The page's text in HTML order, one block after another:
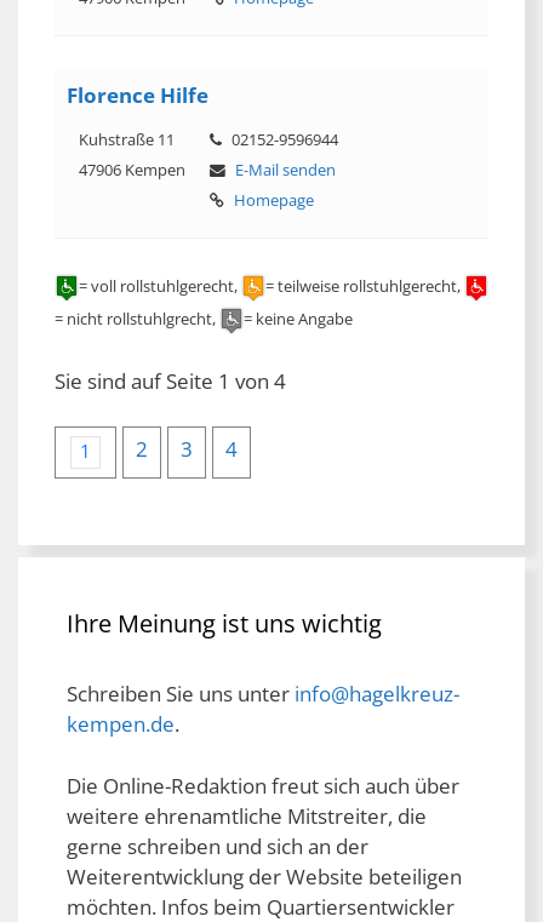
Florence Hilfe
Kuhstraße 11
47906 Kempen
02152-9596944
E-Mail senden
Homepage
= voll rollstuhlgerecht,
= teilweise rollstuhlgerecht,
= nicht rollstuhlgrecht,
= keine Angabe
Sie sind auf Seite 1 von 4
1 2 3 4
Ihre Meinung ist uns wichtig
Schreiben Sie uns unter info@hagelkreuz-
kempen.de.
Die Online-Redaktion freut sich auch über
weitere ehrenamtliche Mitstreiter, die
gerne schreiben und sich an der
Weiterentwicklung der Website beteiligen
möchten. Infos beim Quartiersentwickler